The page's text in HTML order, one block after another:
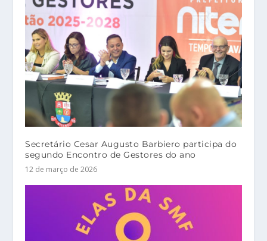
Secretário Cesar Augusto Barbiero participa do
segundo Encontro de Gestores do ano
12 de março de 2026